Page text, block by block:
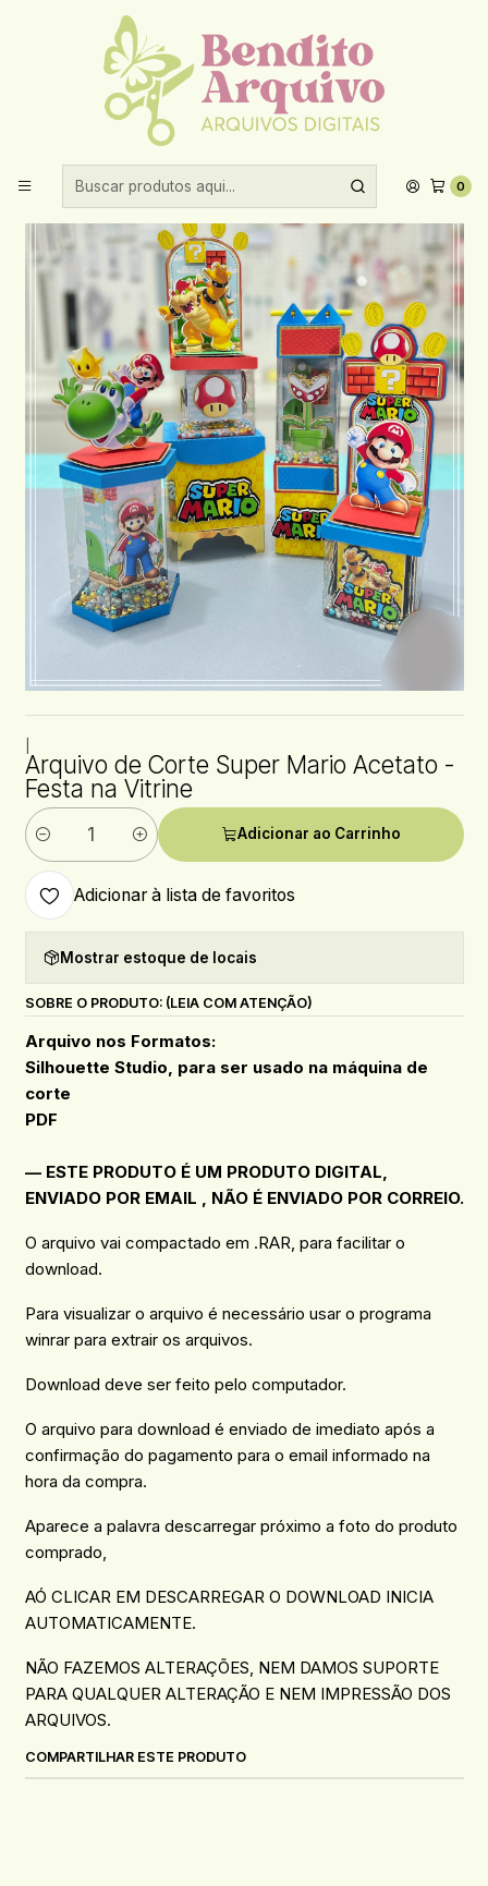
0
Aproveite 10% de desconto ao comprar acima de R$30,00!
Início Arquivos de corte
Acetato
Arquivo de Corte Super Mario Acetato - Festa na Vitrine
Arquivo de Corte Super Mario Acetato -
Festa na Vitrine
Quantidade
Adicionar ao Carrinho
Adicionar à lista de favoritos
Mostrar estoque de locais
SOBRE O PRODUTO: (LEIA COM ATENÇÃO)
Arquivo nos Formatos:
Silhouette Studio, para ser usado na máquina de
corte
PDF
— ESTE PRODUTO É UM PRODUTO DIGITAL,
ENVIADO POR EMAIL , NÃO É ENVIADO POR CORREIO.
O arquivo vai compactado em .RAR, para facilitar o
download.
Para visualizar o arquivo é necessário usar o programa
winrar para extrair os arquivos.
Download deve ser feito pelo computador.
O arquivo para download é enviado de imediato após a
confirmação do pagamento para o email informado na
hora da compra.
Aparece a palavra descarregar próximo a foto do produto
comprado,
AÓ CLICAR EM DESCARREGAR O DOWNLOAD INICIA
AUTOMATICAMENTE.
NÃO FAZEMOS ALTERAÇÕES, NEM DAMOS SUPORTE
PARA QUALQUER ALTERAÇÃO E NEM IMPRESSÃO DOS
ARQUIVOS.
COMPARTILHAR ESTE PRODUTO